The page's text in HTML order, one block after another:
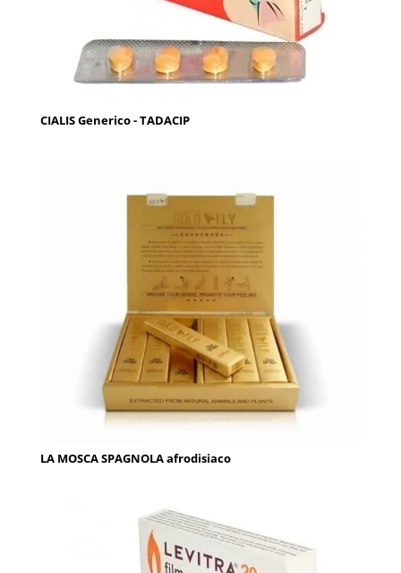
CIALIS Generico - TADACIP
LA MOSCA SPAGNOLA afrodisiaco